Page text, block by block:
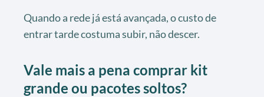
Quando a rede já está avançada, o custo de
entrar tarde costuma subir, não descer.
Vale mais a pena comprar kit
grande ou pacotes soltos?